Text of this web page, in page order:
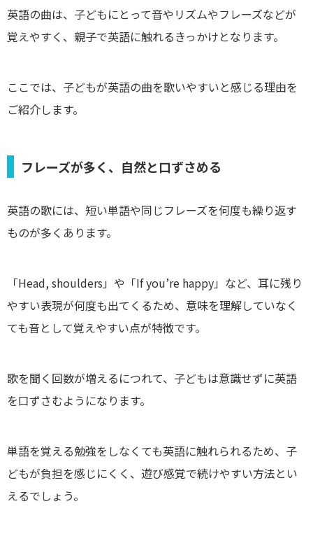
英語の曲は、子どもにとって音やリズムやフレーズなどが
覚えやすく、親子で英語に触れるきっかけとなります。
ここでは、子どもが英語の曲を歌いやすいと感じる理由を
ご紹介します。
フレーズが多く、自然と口ずさめる
英語の歌には、短い単語や同じフレーズを何度も繰り返す
ものが多くあります。
「Head, shoulders」や「If you’re happy」など、耳に残り
やすい表現が何度も出てくるため、意味を理解していなく
ても音として覚えやすい点が特徴です。
歌を聞く回数が増えるにつれて、子どもは意識せずに英語
を口ずさむようになります。
単語を覚える勉強をしなくても英語に触れられるため、子
どもが負担を感じにくく、遊び感覚で続けやすい方法とい
えるでしょう。